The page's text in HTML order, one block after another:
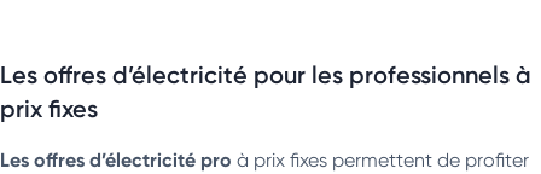
Les offres d’électricité pour les professionnels à
prix fixes
Les offres d’électricité pro à prix fixes permettent de profiter